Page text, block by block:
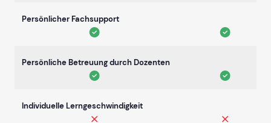
Persönlicher Fachsupport
Persönliche Betreuung durch Dozenten
Individuelle Lerngeschwindigkeit